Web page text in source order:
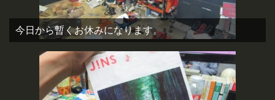
今日から暫くお休みになります。